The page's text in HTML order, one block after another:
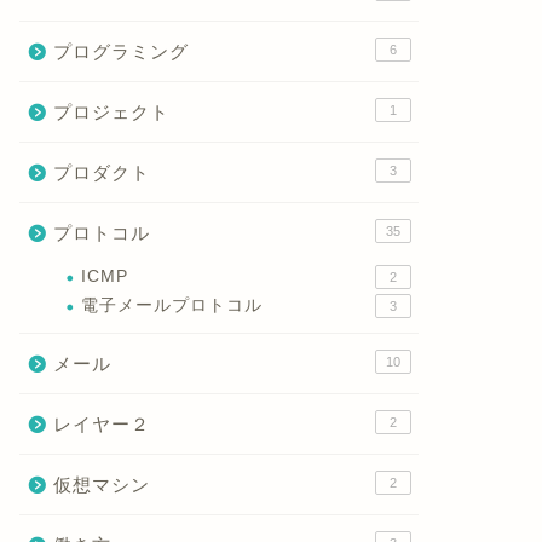
プログラミング 6
プロジェクト 1
プロダクト 3
プロトコル 35
ICMP 2
電子メールプロトコル 3
メール 10
レイヤー２ 2
仮想マシン 2